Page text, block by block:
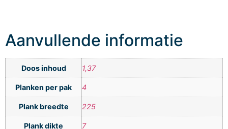
Aanvullende informatie
Doos inhoud 1,37
Planken per pak 4
Plank breedte 225
Plank dikte 7